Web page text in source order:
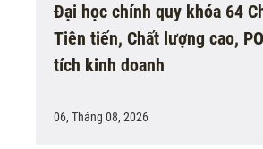
Đại học chính quy khóa 64
Tiên tiến, Chất lượng cao,
tích kinh doanh
06, Tháng 08, 2026